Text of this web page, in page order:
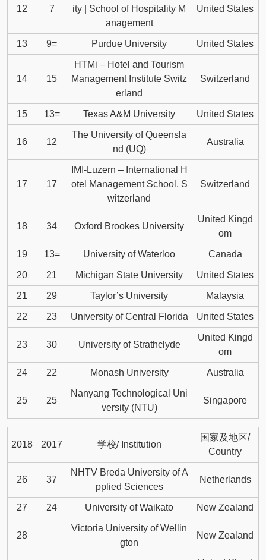
12 7
ity | School of Hospitality M
anagement
United States
13 9= Purdue University United States
14 15
HTMi – Hotel and Tourism
Management Institute Switz
erland
Switzerland
15 13= Texas A&M University United States
16 12
The University of Queensla
nd (UQ)
Australia
17 17
IMI-Luzern – International H
otel Management School, S
witzerland
Switzerland
18 34 Oxford Brookes University
United Kingd
om
19 13= University of Waterloo Canada
20 21 Michigan State University United States
21 29 Taylor’s University Malaysia
22 23 University of Central Florida United States
23 30 University of Strathclyde
United Kingd
om
24 22 Monash University Australia
25 25
Nanyang Technological Uni
versity (NTU)
Singapore
2018 2017 学校/ Institution
国家及地区/
Country
26 37
NHTV Breda University of A
pplied Sciences
Netherlands
27 24 University of Waikato New Zealand
28
Victoria University of Wellin
gton
New Zealand